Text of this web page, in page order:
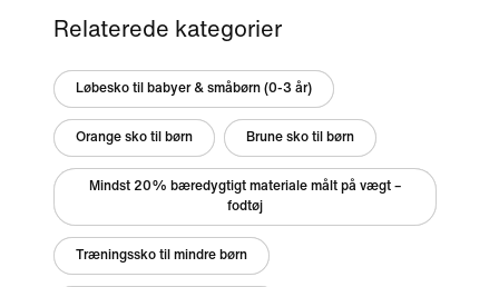
Relaterede kategorier
Løbesko til babyer & småbørn (0-3 år)
Orange sko til børn Brune sko til børn
Mindst 20% bæredygtigt materiale målt på vægt –
fodtøj
Træningssko til mindre børn